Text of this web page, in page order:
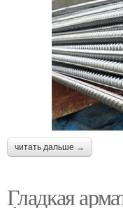
читать дальше →
Гладкая